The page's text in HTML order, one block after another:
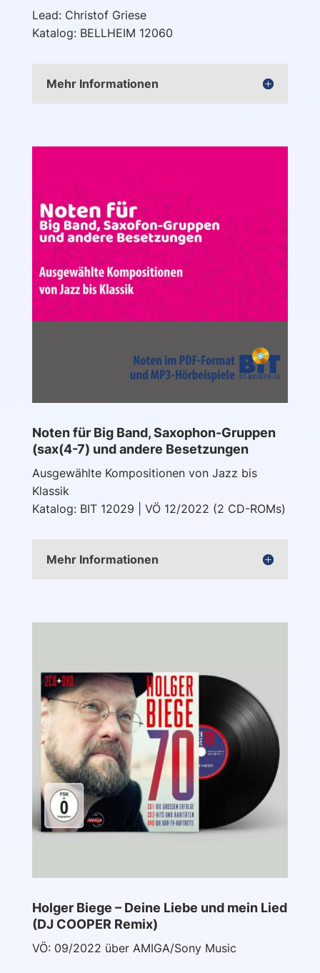
Lead: Christof Griese
Katalog: BELLHEIM 12060
Mehr Informationen
Noten für Big Band, Saxophon-Gruppen
(sax(4-7) und andere Besetzungen
Ausgewählte Kompositionen von Jazz bis
Klassik
Katalog: BIT 12029 | VÖ 12/2022 (2 CD-ROMs)
Mehr Informationen
Holger Biege – Deine Liebe und mein Lied
(DJ COOPER Remix)
VÖ: 09/2022 über AMIGA/Sony Music